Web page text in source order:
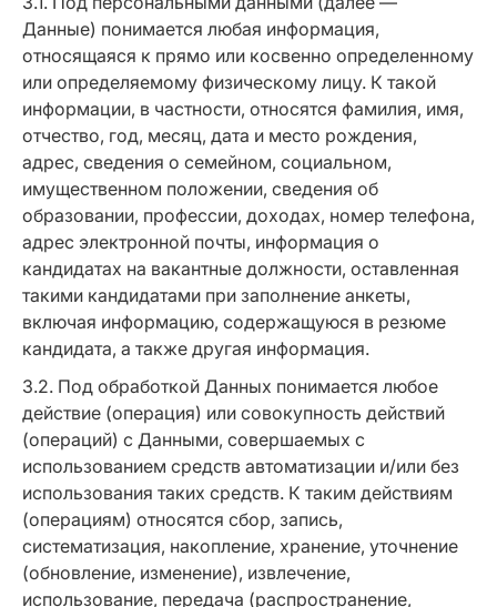
Данные) понимается любая информация,
относящаяся к прямо или косвенно определенному
или определяемому физическому лицу. К такой
информации, в частности, относятся фамилия, имя,
отчество, год, месяц, дата и место рождения,
адрес, сведения о семейном, социальном,
имущественном положении, сведения об
образовании, профессии, доходах, номер телефона,
адрес электронной почты, информация о
кандидатах на вакантные должности, оставленная
такими кандидатами при заполнение анкеты,
включая информацию, содержащуюся в резюме
кандидата, а также другая информация.
3.2. Под обработкой Данных понимается любое
действие (операция) или совокупность действий
(операций) с Данными, совершаемых с
использованием средств автоматизации и/или без
использования таких средств. К таким действиям
(операциям) относятся сбор, запись,
систематизация, накопление, хранение, уточнение
(обновление, изменение), извлечение,
использование, передача (распространение,